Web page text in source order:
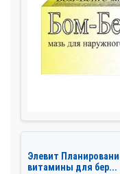
Элевит
витамины для бер...